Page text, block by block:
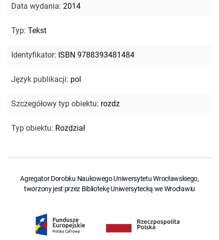
Data wydania: 2014
Typ: Tekst
Identyfikator: ISBN 9788393481484
Język publikacji: pol
Szczegółowy typ obiektu: rozdz
Typ obiektu: Rozdział
Agregator Dorobku Naukowego Uniwersytetu Wrocławskiego,
tworzony jest przez Bibliotekę Uniwersytecką we Wrocławiu